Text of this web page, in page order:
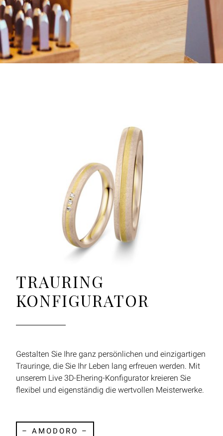
TRAURING
KONFIGURATOR
Gestalten Sie Ihre ganz persönlichen und einzigartigen
Trauringe, die Sie Ihr Leben lang erfreuen werden. Mit
unserem Live 3D-Ehering-Konfigurator kreieren Sie
flexibel und eigenständig die wertvollen Meisterwerke.
– AMODORO –